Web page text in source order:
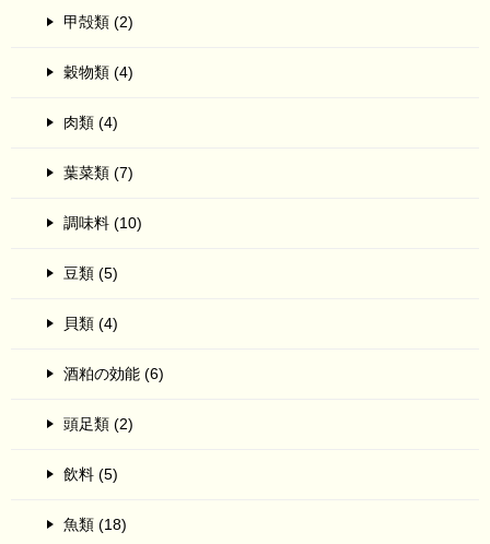
甲殻類 (2)
穀物類 (4)
肉類 (4)
葉菜類 (7)
調味料 (10)
豆類 (5)
貝類 (4)
酒粕の効能 (6)
頭足類 (2)
飲料 (5)
魚類 (18)